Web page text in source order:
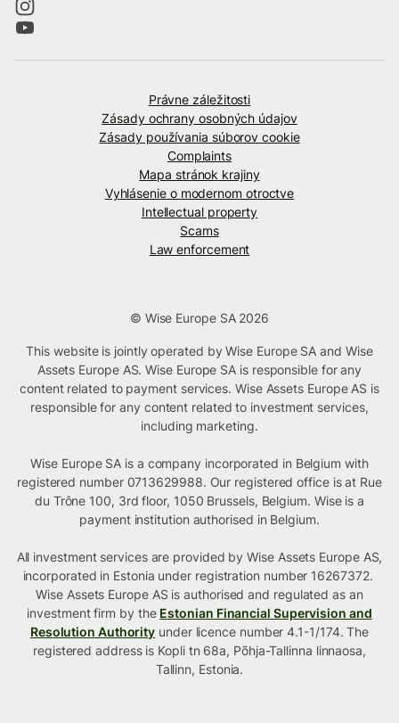
Právne záležitosti
Zásady ochrany osobných údajov
Zásady používania súborov cookie
Complaints
Mapa stránok krajiny
Vyhlásenie o modernom otroctve
Intellectual property
Scams
Law enforcement
© Wise Europe SA 2026
This website is jointly operated by Wise Europe SA and Wise
Assets Europe AS. Wise Europe SA is responsible for any
content related to payment services. Wise Assets Europe AS is
responsible for any content related to investment services,
including marketing.
Wise Europe SA is a company incorporated in Belgium with
registered number 0713629988. Our registered office is at Rue
du Trône 100, 3rd floor, 1050 Brussels, Belgium. Wise is a
payment institution authorised in Belgium.
All investment services are provided by Wise Assets Europe AS,
incorporated in Estonia under registration number 16267372.
Wise Assets Europe AS is authorised and regulated as an
investment firm by the Estonian Financial Supervision and
Resolution Authority under licence number 4.1-1/174. The
registered address is Kopli tn 68a, Põhja-Tallinna linnaosa,
Tallinn, Estonia.